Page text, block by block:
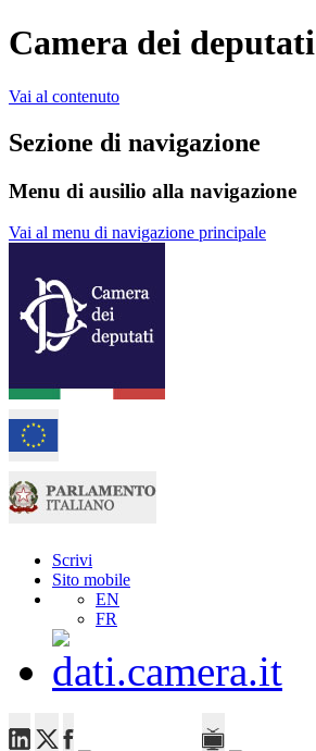
Camera dei deputati
Vai al contenuto
Sezione di navigazione
Menu di ausilio alla navigazione
Vai al menu di navigazione principale
Scrivi
Sito mobile
EN
FR